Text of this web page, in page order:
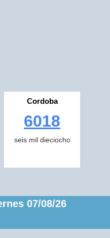
Cordoba
6018
seis mil dieciocho
07/08/26